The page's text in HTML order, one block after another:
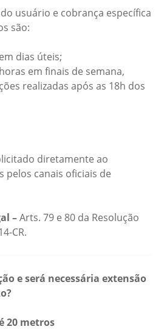
usuário e cobrança específica
são:
dias úteis;
em finais de semana,
realizadas após as 18h dos
diretamente ao
pelos canais oficiais de
–Arts. 79 e 80 da Resolução
CR.
e será necessária extensão
20 metros